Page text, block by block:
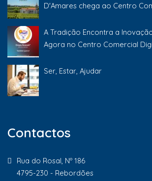
D'Amares chega ao Centro
A Tradição Encontra a
Agora no Centro Comercial
Ser, Estar, Ajudar
Contactos
Rua do Rosal, Nº 186
4795-230 - Rebordões